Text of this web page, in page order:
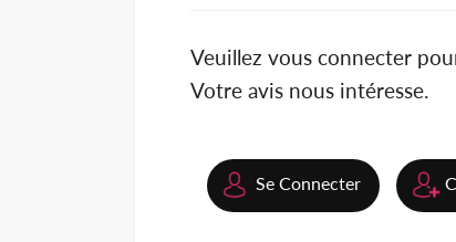
Veuillez vous connecter
Votre avis nous intéresse.
Se Connecter